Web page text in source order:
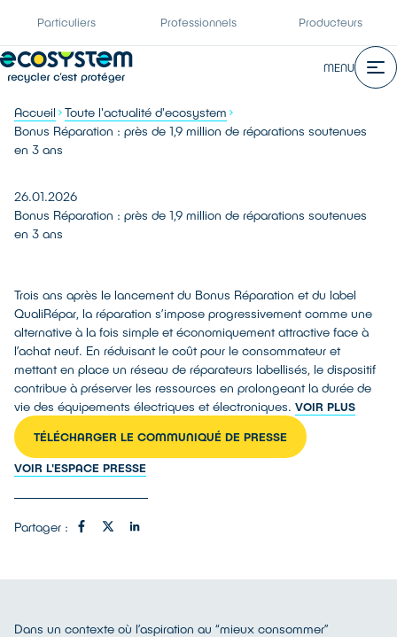
Particuliers Professionnels Producteurs
MENU
Accueil
Toute l'actualité d'ecosystem
Bonus Réparation : près de 1,9 million de réparations soutenues
en 3 ans
26.01.2026
Bonus Réparation : près de 1,9 million de réparations soutenues
en 3 ans
Trois ans après le lancement du Bonus Réparation et du label
QualiRépar, la réparation s’impose progressivement comme une
alternative à la fois simple et économiquement attractive face à
l’achat neuf. En réduisant le coût pour le consommateur et
mettant en place un réseau de réparateurs labellisés, le dispositif
contribue à préserver les ressources en prolongeant la durée de
vie des équipements électriques et électroniques. VOIR PLUS
TÉLÉCHARGER LE COMMUNIQUÉ DE PRESSE
VOIR L'ESPACE PRESSE
Partager :
Dans un contexte où l’aspiration au “mieux consommer”